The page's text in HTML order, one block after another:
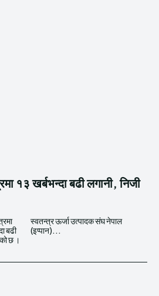
१३ खर्बभन्दा बढी लगानी, निजी
बढी
छ ।
(इप्पान)...